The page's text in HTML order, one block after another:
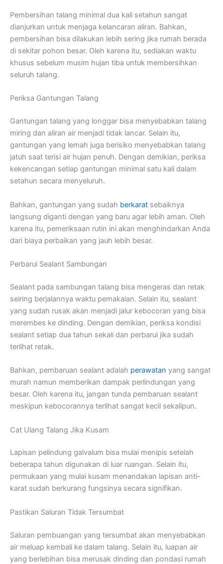
Pembersihan talang minimal dua kali setahun sangat
dianjurkan untuk menjaga kelancaran aliran. Bahkan,
pembersihan bisa dilakukan lebih sering jika rumah berada
di sekitar pohon besar. Oleh karena itu, sediakan waktu
khusus sebelum musim hujan tiba untuk membersihkan
seluruh talang.
Periksa Gantungan Talang
Gantungan talang yang longgar bisa menyebabkan talang
miring dan aliran air menjadi tidak lancar. Selain itu,
gantungan yang lemah juga berisiko menyebabkan talang
jatuh saat terisi air hujan penuh. Dengan demikian, periksa
kekencangan setiap gantungan minimal satu kali dalam
setahun secara menyeluruh.
Bahkan, gantungan yang sudah berkarat sebaiknya
langsung diganti dengan yang baru agar lebih aman. Oleh
karena itu, pemeriksaan rutin ini akan menghindarkan Anda
dari biaya perbaikan yang jauh lebih besar.
Perbarui Sealant Sambungan
Sealant pada sambungan talang bisa mengeras dan retak
seiring berjalannya waktu pemakaian. Selain itu, sealant
yang sudah rusak akan menjadi jalur kebocoran yang bisa
merembes ke dinding. Dengan demikian, periksa kondisi
sealant setiap dua tahun sekali dan perbarui jika sudah
terlihat retak.
Bahkan, pembaruan sealant adalah perawatan yang sangat
murah namun memberikan dampak perlindungan yang
besar. Oleh karena itu, jangan tunda pembaruan sealant
meskipun kebocorannya terlihat sangat kecil sekalipun.
Cat Ulang Talang Jika Kusam
Lapisan pelindung galvalum bisa mulai menipis setelah
beberapa tahun digunakan di luar ruangan. Selain itu,
permukaan yang mulai kusam menandakan lapisan anti-
karat sudah berkurang fungsinya secara signifikan.
Pastikan Saluran Tidak Tersumbat
Saluran pembuangan yang tersumbat akan menyebabkan
air meluap kembali ke dalam talang. Selain itu, luapan air
yang berlebihan bisa merusak dinding dan pondasi rumah